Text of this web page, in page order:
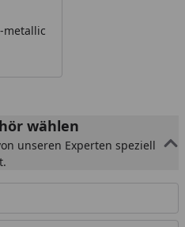
metallic
wählen
unseren Experten speziell